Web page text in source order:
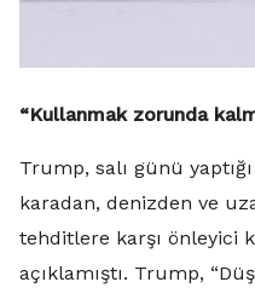
“Kullanmak zorunda
Trump, salı günü
karadan, denizden ve
tehditlere karşı önleyici
açıklamıştı. Trump,